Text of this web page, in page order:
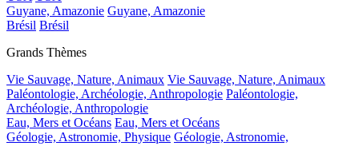
Guyane, Amazonie Guyane, Amazonie
Brésil Brésil
Grands Thèmes
Vie Sauvage, Nature, Animaux Vie Sauvage, Nature, Animaux
Paléontologie, Archéologie, Anthropologie Paléontologie,
Archéologie, Anthropologie
Eau, Mers et Océans Eau, Mers et Océans
Géologie, Astronomie, Physique Géologie, Astronomie,